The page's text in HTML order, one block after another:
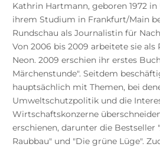
Kathrin Hartmann, geboren 1972
ihrem Studium in Frankfurt/Main
Rundschau als Journalistin für
Von 2006 bis 2009 arbeitete sie als
Neon. 2009 erschien ihr erstes
Märchenstunde". Seitdem
hauptsächlich mit Themen, bei
Umweltschutzpolitik und die
Wirtschaftskonzerne
erschienen, darunter die
Raubbau" und "Die grüne Lüge".